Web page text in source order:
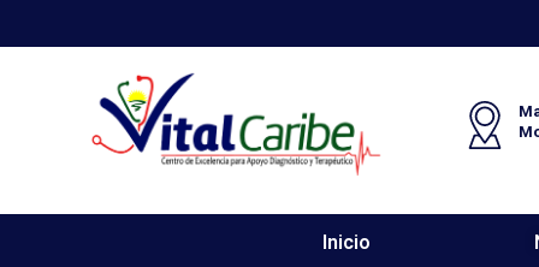
Inicio